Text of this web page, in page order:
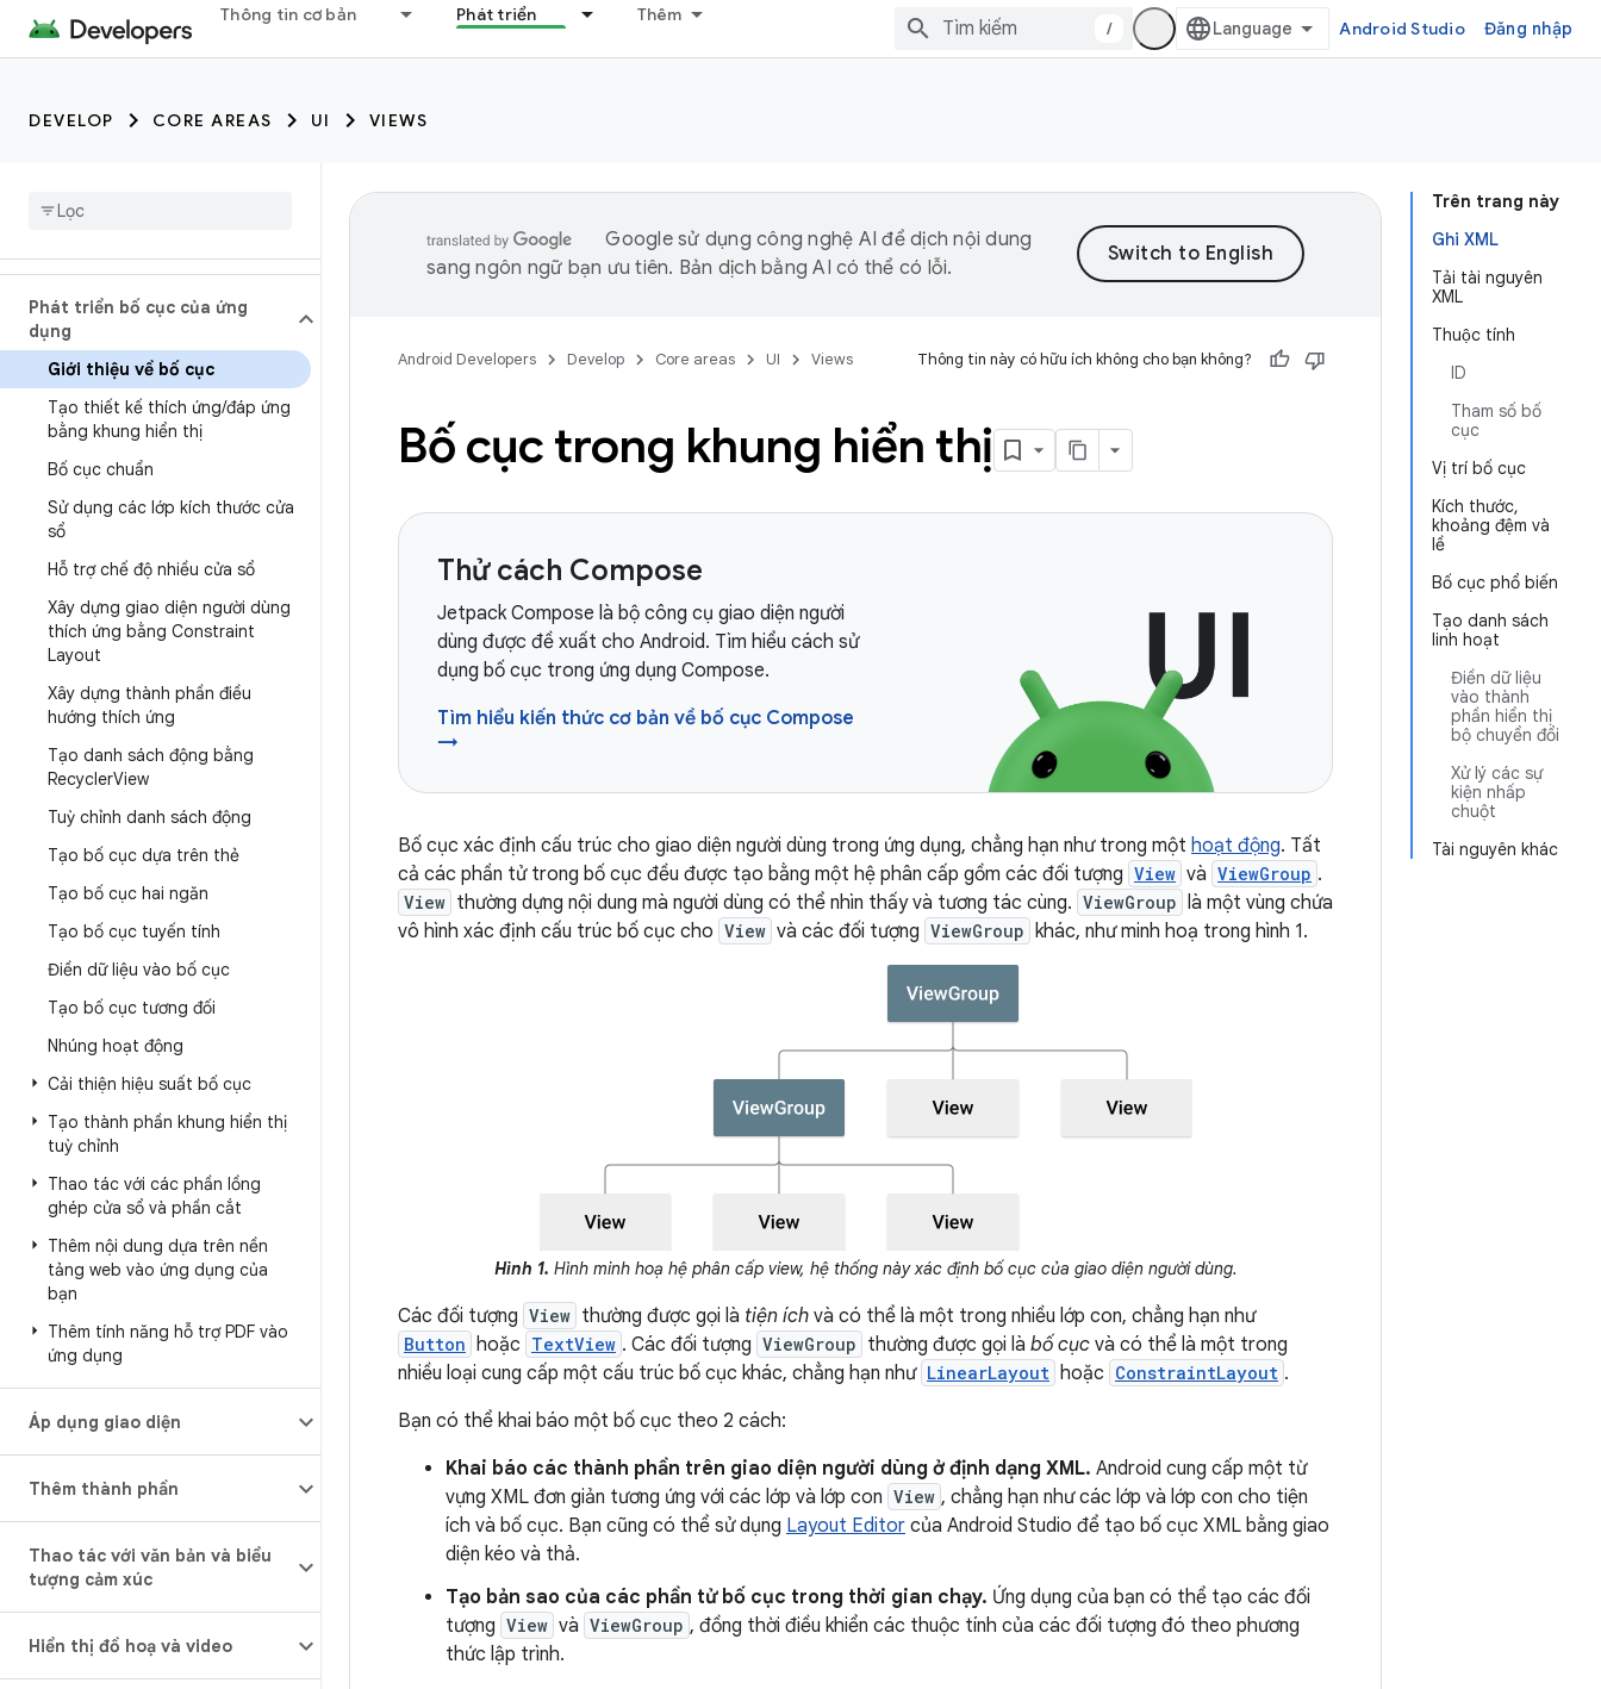
Thông tin cơ bản Phát triển Thêm
/ Android Studio Đăng nhập
DEVELOP CORE AREAS UI VIEWS
Phát triển bố cục của ứng
dụng
Giới thiệu về bố cục
Tạo thiết kế thích ứng/đáp ứng
bằng khung hiển thị
Bố cục chuẩn
Sử dụng các lớp kích thước cửa
sổ
Hỗ trợ chế độ nhiều cửa sổ
Xây dựng giao diện người dùng
thích ứng bằng Constraint
Layout
Xây dựng thành phần điều
hướng thích ứng
Tạo danh sách động bằng
RecyclerView
Tuỳ chỉnh danh sách động
Tạo bố cục dựa trên thẻ
Tạo bố cục hai ngăn
Tạo bố cục tuyến tính
Điền dữ liệu vào bố cục
Tạo bố cục tương đối
Nhúng hoạt động
Cải thiện hiệu suất bố cục
Tạo thành phần khung hiển thị
tuỳ chỉnh
Thao tác với các phần lồng
ghép cửa sổ và phần cắt
Thêm nội dung dựa trên nền
tảng web vào ứng dụng của
bạn
Thêm tính năng hỗ trợ PDF vào
ứng dụng
Áp dụng giao diện
Thêm thành phần
Thao tác với văn bản và biểu
tượng cảm xúc
Hiển thị đồ hoạ và video
Trên trang này
Ghi XML
Tải tài nguyên
XML
Thuộc tính
ID
Tham số bố
cục
Vị trí bố cục
Kích thước,
khoảng đệm và
lề
Bố cục phổ biến
Tạo danh sách
linh hoạt
Điền dữ liệu
vào thành
phần hiển thị
bộ chuyển đổi
Xử lý các sự
kiện nhấp
chuột
Tài nguyên khác
Google sử dụng công nghệ AI để dịch nội dung
sang ngôn ngữ bạn ưu tiên. Bản dịch bằng AI có thể có lỗi.
Android Developers Develop Core areas UI Views Thông tin này có hữu ích không cho bạn không?
Bố cục trong khung hiển thị
Thử cách Compose
Jetpack Compose là bộ công cụ giao diện người
dùng được đề xuất cho Android. Tìm hiểu cách sử
dụng bố cục trong ứng dụng Compose.
Tìm hiểu kiến thức cơ bản về bố cục Compose
→
Bố cục xác định cấu trúc cho giao diện người dùng trong ứng dụng, chẳng hạn như trong một hoạt động. Tất
cả các phần tử trong bố cục đều được tạo bằng một hệ phân cấp gồm các đối tượng View và ViewGroup .
View thường dựng nội dung mà người dùng có thể nhìn thấy và tương tác cùng. ViewGroup là một vùng chứa
vô hình xác định cấu trúc bố cục cho View và các đối tượng ViewGroup khác, như minh hoạ trong hình 1.
Hình 1. Hình minh hoạ hệ phân cấp view, hệ thống này xác định bố cục của giao diện người dùng.
Các đối tượng View thường được gọi là tiện ích và có thể là một trong nhiều lớp con, chẳng hạn như
Button hoặc TextView . Các đối tượng ViewGroup thường được gọi là bố cục và có thể là một trong
nhiều loại cung cấp một cấu trúc bố cục khác, chẳng hạn như LinearLayout hoặc ConstraintLayout .
Bạn có thể khai báo một bố cục theo 2 cách:
Khai báo các thành phần trên giao diện người dùng ở định dạng XML. Android cung cấp một từ
vựng XML đơn giản tương ứng với các lớp và lớp con View , chẳng hạn như các lớp và lớp con cho tiện
ích và bố cục. Bạn cũng có thể sử dụng Layout Editor của Android Studio để tạo bố cục XML bằng giao
diện kéo và thả.
Tạo bản sao của các phần tử bố cục trong thời gian chạy. Ứng dụng của bạn có thể tạo các đối
tượng View và ViewGroup , đồng thời điều khiển các thuộc tính của các đối tượng đó theo phương
thức lập trình.